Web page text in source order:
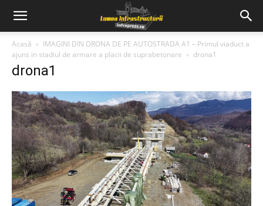
Acasă
IMAGINI DIN DRONA DE PE AUTOSTRADA A1 – Primul viaduct a
ajuns in stadiul de armare a placii de suprabetonare
drona1
drona1